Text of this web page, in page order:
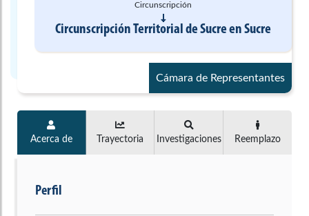
Circunscripción
Circunscripción Territorial de SucreenSucre
Cámara de Representantes
Acerca de Trayectoria Investigaciones Reemplazo
Perfil